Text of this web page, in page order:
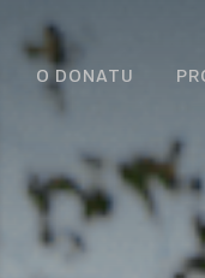
O DONATU